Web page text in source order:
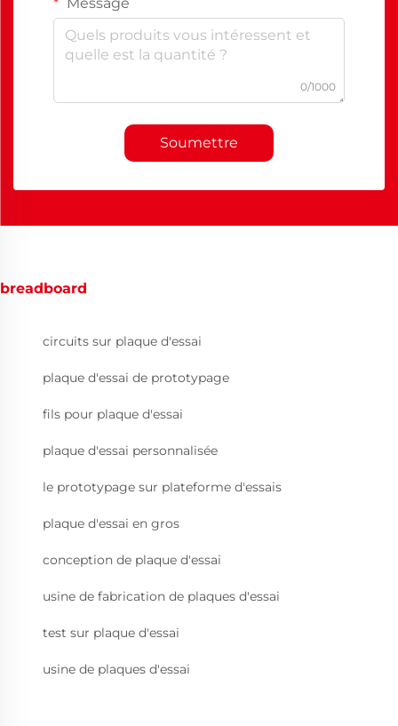
0/1000
Soumettre
breadboard
circuits sur plaque d'essai
plaque d'essai de prototypage
fils pour plaque d'essai
plaque d'essai personnalisée
le prototypage sur plateforme d'essais
plaque d'essai en gros
conception de plaque d'essai
usine de fabrication de plaques d'essai
test sur plaque d'essai
usine de plaques d'essai